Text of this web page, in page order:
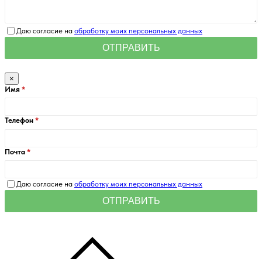
Даю согласие на обработку моих персональных данных
×
Имя
Телефон
Почта
Даю согласие на обработку моих персональных данных